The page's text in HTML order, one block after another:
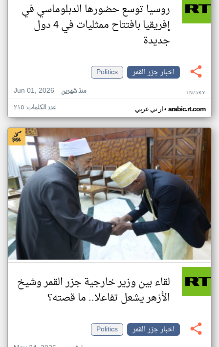
روسيا توسع حضورها الدبلوماسي في
إفريقيا بافتتاح ممثليات في 4 دول
جديدة
اخبار جزر القمر
Politics
Jun 01, 2026
منذ شهرين TN75KY
ار تي عربي• arabic.rt.com عدد الكلمات: ٢١٥
لقاء بين وزير خارجية جزر القمر وشيخ
الأزهر يشعل تفاعلا.. ما قصته؟
اخبار جزر القمر
Politics